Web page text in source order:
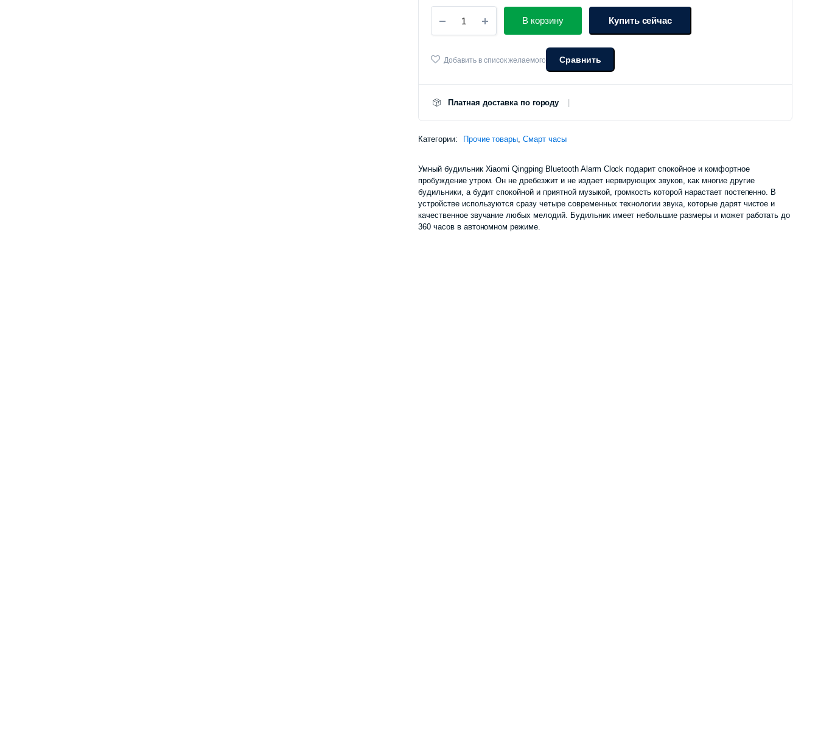
цена
составляла
225
цена:
200
000 сум.
будильник
Xiaomi
Bluetooth
количество
В корзину Купить сейчас
Добавить в список желаемого Сравнить
Платная доставка по городу
Категории: Прочие товары,Смарт часы
Умный будильник Xiaomi Qingping Bluetooth Alarm Clock подарит спокойное и комфортное
пробуждение утром. Он не дребезжит и не издает нервирующих звуков, как многие другие
будильники, а будит спокойной и приятной музыкой, громкость которой нарастает постепенно. В
устройстве используются сразу четыре современных технологии звука, которые дарят чистое и
качественное звучание любых мелодий. Будильник имеет небольшие размеры и может работать до
360 часов в автономном режиме.